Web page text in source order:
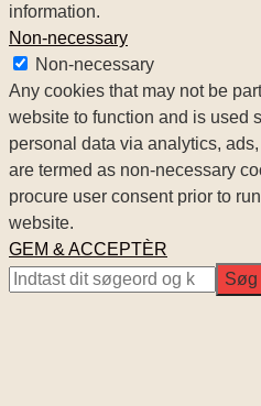
information.
Non-necessary
Non-necessary
Any cookies that may not be
website to function and is used
personal data via analytics,
are termed as non-necessary
procure user consent prior to
website.
GEM & ACCEPTÈR